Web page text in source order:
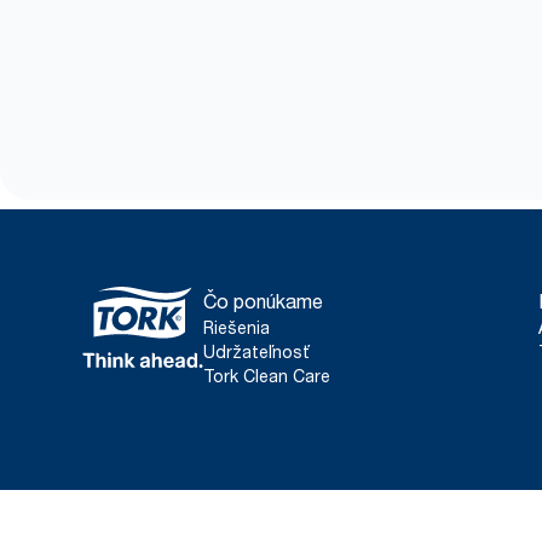
Čo ponúkame
Riešenia
Udržateľnosť
Tork Clean Care